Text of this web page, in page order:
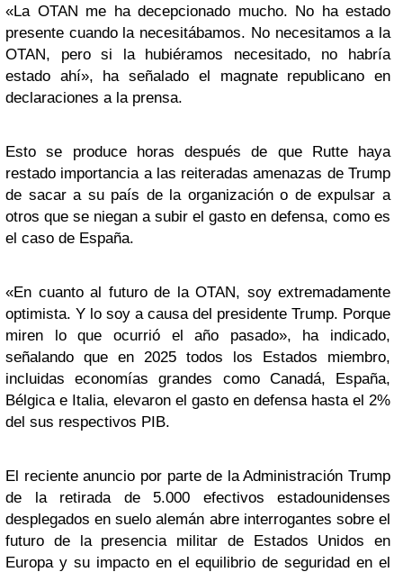
«La OTAN me ha decepcionado mucho. No ha estado
presente cuando la necesitábamos. No necesitamos a la
OTAN, pero si la hubiéramos necesitado, no habría
estado ahí», ha señalado el magnate republicano en
declaraciones a la prensa.
Esto se produce horas después de que Rutte haya
restado importancia a las reiteradas amenazas de Trump
de sacar a su país de la organización o de expulsar a
otros que se niegan a subir el gasto en defensa, como es
el caso de España.
«En cuanto al futuro de la OTAN, soy extremadamente
optimista. Y lo soy a causa del presidente Trump. Porque
miren lo que ocurrió el año pasado», ha indicado,
señalando que en 2025 todos los Estados miembro,
incluidas economías grandes como Canadá, España,
Bélgica e Italia, elevaron el gasto en defensa hasta el 2%
del sus respectivos PIB.
El reciente anuncio por parte de la Administración Trump
de la retirada de 5.000 efectivos estadounidenses
desplegados en suelo alemán abre interrogantes sobre el
futuro de la presencia militar de Estados Unidos en
Europa y su impacto en el equilibrio de seguridad en el